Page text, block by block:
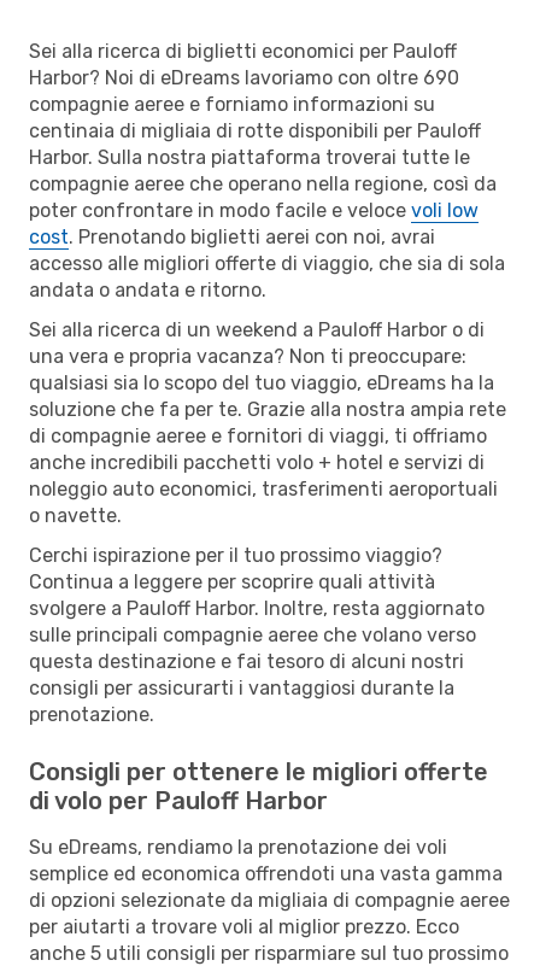
Sei alla ricerca di biglietti economici per Pauloff
Harbor? Noi di eDreams lavoriamo con oltre 690
compagnie aeree e forniamo informazioni su
centinaia di migliaia di rotte disponibili per Pauloff
Harbor. Sulla nostra piattaforma troverai tutte le
compagnie aeree che operano nella regione, così da
poter confrontare in modo facile e veloce voli low
cost. Prenotando biglietti aerei con noi, avrai
accesso alle migliori offerte di viaggio, che sia di sola
andata o andata e ritorno.
Sei alla ricerca di un weekend a Pauloff Harbor o di
una vera e propria vacanza? Non ti preoccupare:
qualsiasi sia lo scopo del tuo viaggio, eDreams ha la
soluzione che fa per te. Grazie alla nostra ampia rete
di compagnie aeree e fornitori di viaggi, ti offriamo
anche incredibili pacchetti volo + hotel e servizi di
noleggio auto economici, trasferimenti aeroportuali
o navette.
Cerchi ispirazione per il tuo prossimo viaggio?
Continua a leggere per scoprire quali attività
svolgere a Pauloff Harbor. Inoltre, resta aggiornato
sulle principali compagnie aeree che volano verso
questa destinazione e fai tesoro di alcuni nostri
consigli per assicurarti i vantaggiosi durante la
prenotazione.
Consigli per ottenere le migliori offerte
di volo per Pauloff Harbor
Su eDreams, rendiamo la prenotazione dei voli
semplice ed economica offrendoti una vasta gamma
di opzioni selezionate da migliaia di compagnie aeree
per aiutarti a trovare voli al miglior prezzo. Ecco
anche 5 utili consigli per risparmiare sul tuo prossimo